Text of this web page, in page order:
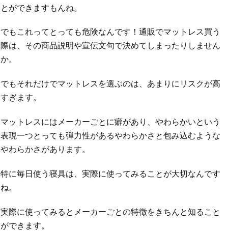
とができますもんね。
でもこれってとっても危険なんです！通販でマットレス買う
際は、その商品説明や宣伝文句で決めてしまったりしません
か。
でもそれだけでマットレスを選ぶのは、あまりにリスクが高
すぎます。
マットレスにはメーカーごとに癖があり、やわらかいという
表現一つとっても弾力性があるやわらかさと包み込むような
やわらかさがあります。
特に毎日使う寝具は、実際に使ってみることが大切なんです
ね。
実際に使ってみるとメーカーごとの特徴をきちんと知ること
ができます。